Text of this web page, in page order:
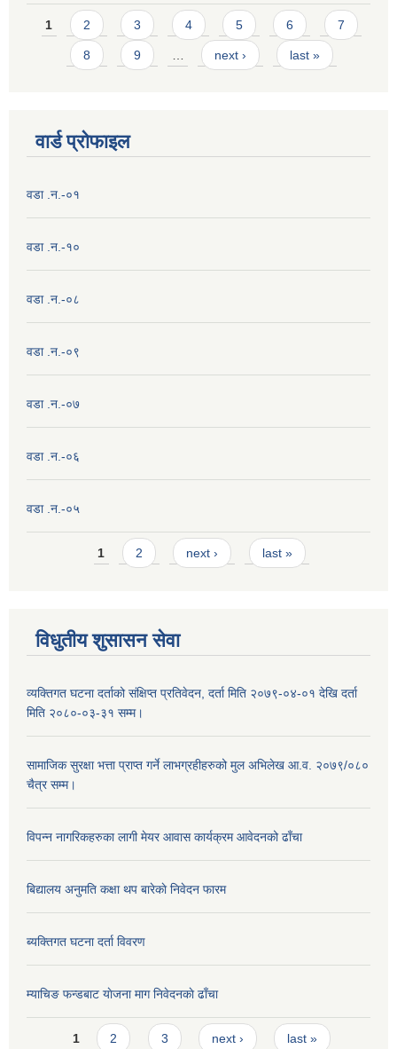
Pages
1 2 3 4 5 6 7
8 9 next › last »
वार्ड प्राेफाइल
वडा .न.-०१
वडा .न.-१०
वडा .न.-०८
वडा .न.-०९
वडा .न.-०७
वडा .न.-०६
वडा .न.-०५
Pages1 2 next › last »
विधुतीय शुसासन सेवा
व्यक्तिगत घटना दर्ताको संक्षिप्त प्रतिवेदन, दर्ता मिति २०७९-०४-०१ देखि दर्ता
मिति २०८०-०३-३१ सम्म।
सामाजिक सुरक्षा भत्ता प्राप्त गर्ने लाभग्रहीहरुको मुल अभिलेख आ.व. २०७९/०८०
चैत्र सम्म।
विपन्न नागरिकहरुका लागी मेयर आवास कार्यक्रम आवेदनको ढाँचा
बिद्यालय अनुमति कक्षा थप बारेकाे निवेदन फारम
ब्यक्तिगत घटना दर्ता विवरण
म्याचिङ फन्डबाट याेजना माग निवेदनकाे ढाँचा
Pages
1 2 3 next › last »